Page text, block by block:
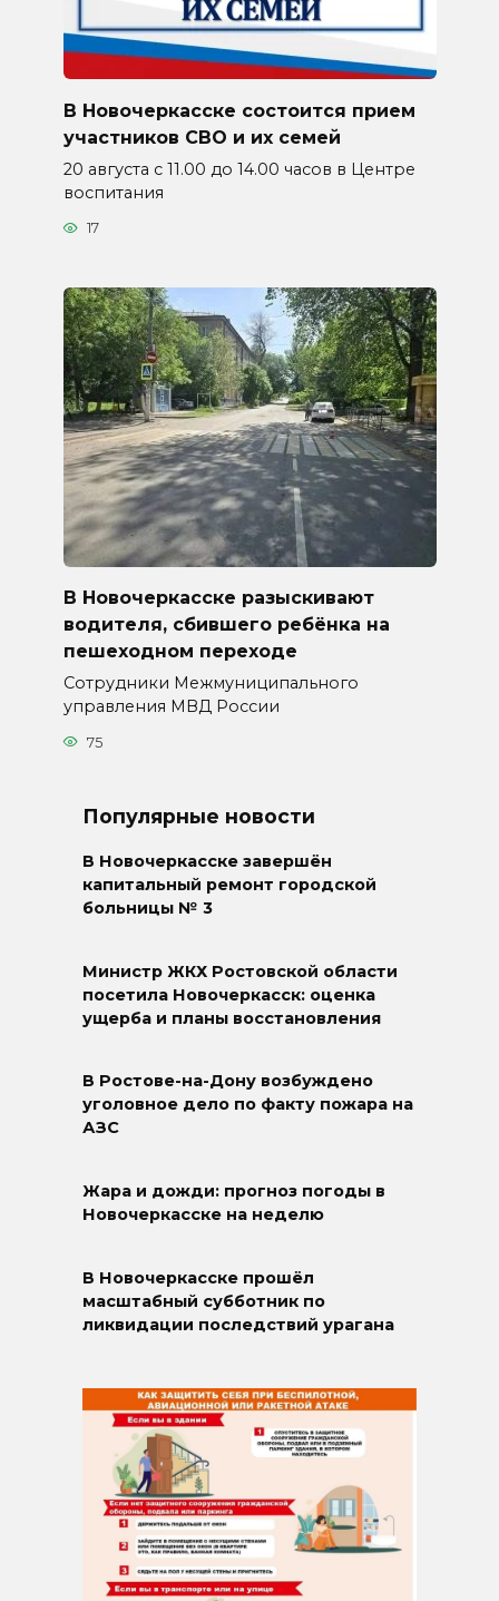
В Новочеркасске состоится прием
участников СВО и их семей
20 августа с 11.00 до 14.00 часов в Центре
воспитания
17
В Новочеркасске разыскивают
водителя, сбившего ребёнка на
пешеходном переходе
Сотрудники Межмуниципального
управления МВД России
75
Популярные новости
В Новочеркасске завершён
капитальный ремонт городской
больницы № 3
Министр ЖКХ Ростовской области
посетила Новочеркасск: оценка
ущерба и планы восстановления
В Ростове-на-Дону возбуждено
уголовное дело по факту пожара на
АЗС
Жара и дожди: прогноз погоды в
Новочеркасске на неделю
В Новочеркасске прошёл
масштабный субботник по
ликвидации последствий урагана